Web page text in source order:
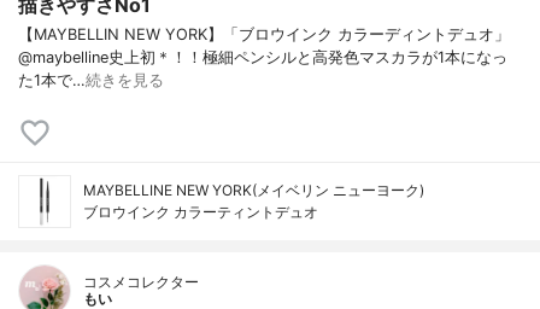
【MAYBELLIN NEW YORK】「ブロウインク カラーディントデュオ」
@maybelline史上初＊！！極細ペンシルと高発色マスカラが1本になっ
た1本で…続きを見る
MAYBELLINE NEW YORK(メイベリン ニューヨーク)
ブロウインク カラーティントデュオ
コスメコレクター
もい